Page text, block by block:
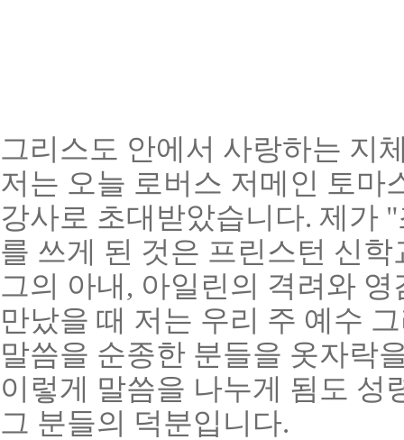
그리스도 안에서 사랑하는 지
저는 오늘 로버스 저메인 토마
강사로 초대받았습니다. 제가
를 쓰게 된 것은 프린스턴 신
그의 아내, 아일린의 격려와
만났을 때 저는 우리 주 예수
말씀을 순종한 분들을 옷자락
이렇게 말씀을 나누게 됨도 성
그 분들의 덕분입니다.